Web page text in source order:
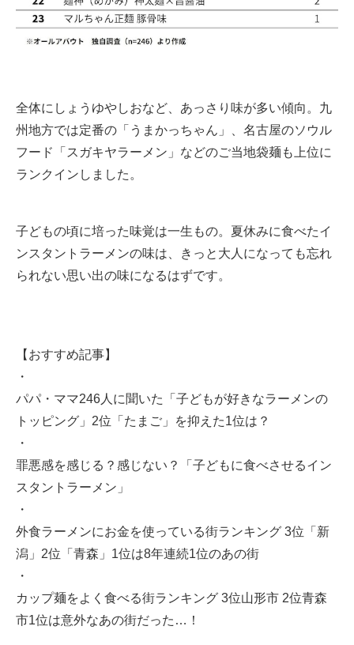
全体にしょうゆやしおなど、あっさり味が多い傾向。九
州地方では定番の「うまかっちゃん」、名古屋のソウル
フード「スガキヤラーメン」などのご当地袋麺も上位に
ランクインしました。
子どもの頃に培った味覚は一生もの。夏休みに食べたイ
ンスタントラーメンの味は、きっと大人になっても忘れ
られない思い出の味になるはずです。
【おすすめ記事】
・
パパ・ママ246人に聞いた「子どもが好きなラーメンの
トッピング」2位「たまご」を抑えた1位は？
・
罪悪感を感じる？感じない？「子どもに食べさせるイン
スタントラーメン」
・
外食ラーメンにお金を使っている街ランキング 3位「新
潟」2位「青森」1位は8年連続1位のあの街
・
カップ麺をよく食べる街ランキング 3位山形市 2位青森
市1位は意外なあの街だった…！